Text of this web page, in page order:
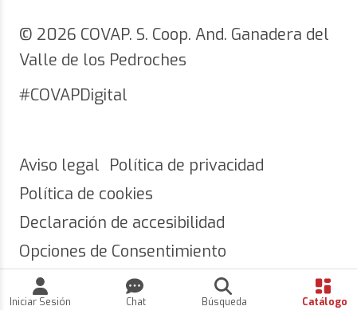
© 2026 COVAP. S. Coop. And. Ganadera del
Valle de los Pedroches
#COVAPDigital
Aviso legal Política de privacidad
Política de cookies
Declaración de accesibilidad
Opciones de Consentimiento
Iniciar Sesión Chat Búsqueda Catálogo